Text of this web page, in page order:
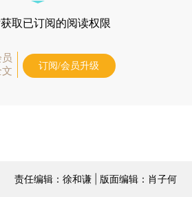
取已订阅的阅读权限
订阅/会员升级
责任编辑：徐和谦 | 版面编辑：肖子何